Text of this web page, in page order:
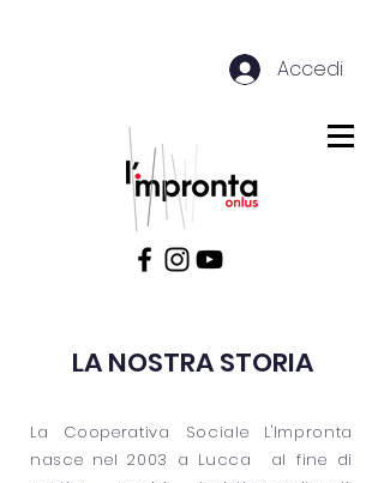
Accedi
LA NOSTRA STORIA
La Cooperativa Sociale L'Impronta
nasce nel 2003 a Lucca al fine di